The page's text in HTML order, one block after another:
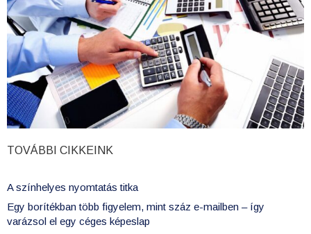
TOVÁBBI CIKKEINK
A színhelyes nyomtatás titka
Egy borítékban több figyelem, mint száz e-mailben – így
varázsol el egy céges képeslap